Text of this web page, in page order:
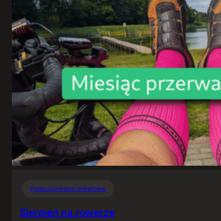
Podsumowania rowerowe
Sierpień na rowerze